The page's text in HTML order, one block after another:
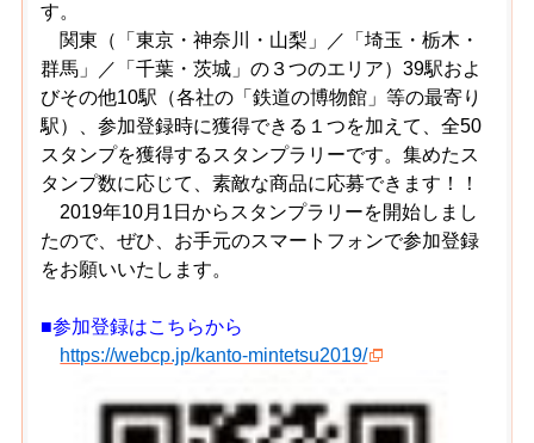
す。
関東（「東京・神奈川・山梨」／「埼玉・栃木・
群馬」／「千葉・茨城」の３つのエリア）39駅およ
びその他10駅（各社の「鉄道の博物館」等の最寄り
駅）、参加登録時に獲得できる１つを加えて、全50
スタンプを獲得するスタンプラリーです。集めたス
タンプ数に応じて、素敵な商品に応募できます！！
2019年10月1日からスタンプラリーを開始しまし
たので、ぜひ、お手元のスマートフォンで参加登録
をお願いいたします。
■参加登録はこちらから
https://webcp.jp/kanto-mintetsu2019/